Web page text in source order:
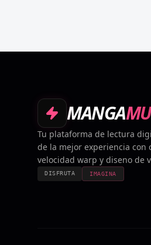
MANGA
Tu plataforma de lectura
de la mejor experiencia con
velocidad warp y diseno de
DISFRUTA IMAGINA